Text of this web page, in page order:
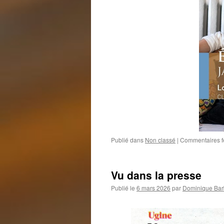
Publié dans Non classé | Commentaires
Vu dans la presse
Publié le 6 mars 2026 par Dominique